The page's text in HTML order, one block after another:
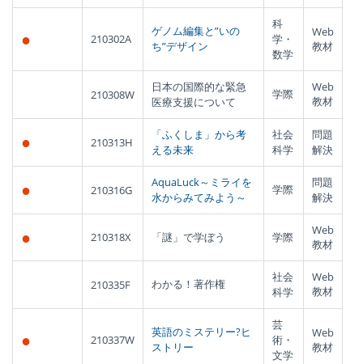
● 210302A
ゲノム編集と”いの
ち”デザイン
科
学・
数学
Web
教材
210308W
日本の国際的な緊急
医療支援について
学際
Web
教材
● 210313H
「ふくしま」から考
える未来
社会
科学
問題
解決
● 210316G
AquaLuck～ミライを
水からみてみよう～
学際
問題
解決
● 210318X 「謎」で学ぼう 学際
Web
教材
210335F わかる！著作権
社会
科学
Web
教材
● 210337W
英語のミステリー?ヒ
ストリー
芸
術・
文学
Web
教材